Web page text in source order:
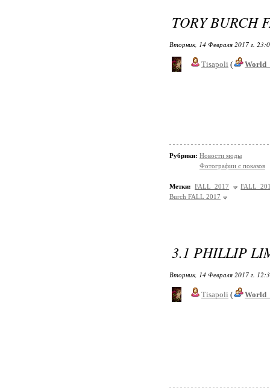
TORY BURCH
Вторник, 14 Февраля 2017 г.
Tisapoli (
Рубрики: Новости моды
Фотографии с показов
Метки: FALL 2017
FALL
Burch FALL 2017
3.1 PHILLIP
Вторник, 14 Февраля 2017 г.
Tisapoli (